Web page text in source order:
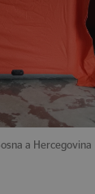
a Hercegovina